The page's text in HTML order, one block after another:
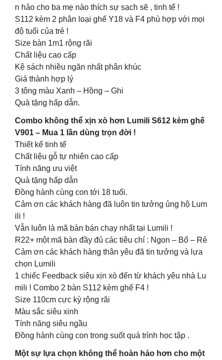
n hảo cho ba mẹ nào thích sự sạch sẽ , tinh tế !
S112 kèm 2 phân loại ghế Y18 và F4 phù hợp với mọi
độ tuổi của trẻ !
Size bàn 1m1 rộng rãi
Chất liệu cao cấp
Kệ sách nhiều ngăn nhất phân khúc
Giá thành hợp lý
3 tông màu Xanh – Hồng – Ghi
Quà tặng hấp dẫn.
Combo không thể xịn xò hơn Lumili S612 kèm ghế
V901 – Mua 1 lần dùng trọn đời !
Thiết kế tinh tế
Chất liệu gỗ tự nhiên cao cấp
Tính năng ưu việt
Quà tặng hấp dẫn
Đồng hành cùng con tới 18 tuổi.
Cảm ơn các khách hàng đã luôn tin tưởng ủng hộ Lum
ili !
Vẫn luôn là mã bàn bán chạy nhất tại Lumili !
R22+ một mã bàn đầy đủ các tiêu chí : Ngon – Bổ – Rẻ
Cảm ơn các khách hàng thân yêu đã tin tưởng và lựa
chọn Lumili
1 chiếc Feedback siêu xịn xò đến từ khách yêu nhà Lu
mili ! Combo 2 bàn S112 kèm ghế F4 !
Size 110cm cực kỳ rộng rãi
Màu sắc siêu xinh
Tính năng siêu ngầu
Đồng hành cùng con trong suốt quá trình học tập .
Một sự lựa chọn không thể hoàn hảo hơn cho một